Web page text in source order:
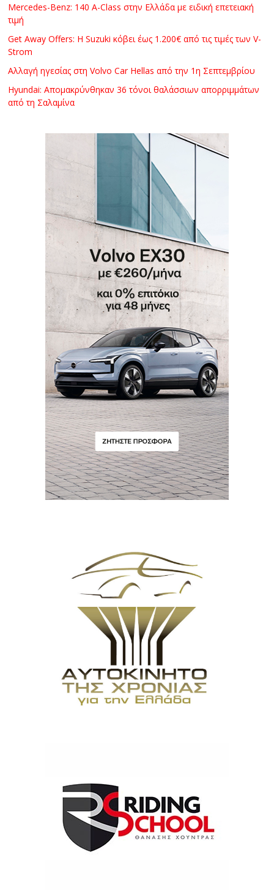
Mercedes-Benz: 140 A-Class στην Ελλάδα με ειδική επετειακή
τιμή
Get Away Offers: Η Suzuki κόβει έως 1.200€ από τις τιμές των V-
Strom
Αλλαγή ηγεσίας στη Volvo Car Hellas από την 1η Σεπτεμβρίου
Hyundai: Απομακρύνθηκαν 36 τόνοι θαλάσσιων απορριμμάτων
από τη Σαλαμίνα